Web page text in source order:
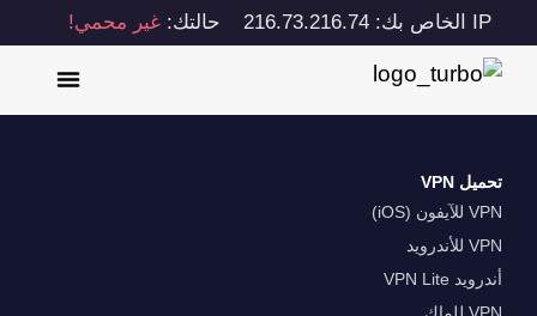
IP الخاص بك: 216.73.216.74 حالتك: غير محمي!
تحميل VPN
VPN للآيفون (iOS)
VPN للأندرويد
أندرويد VPN Lite